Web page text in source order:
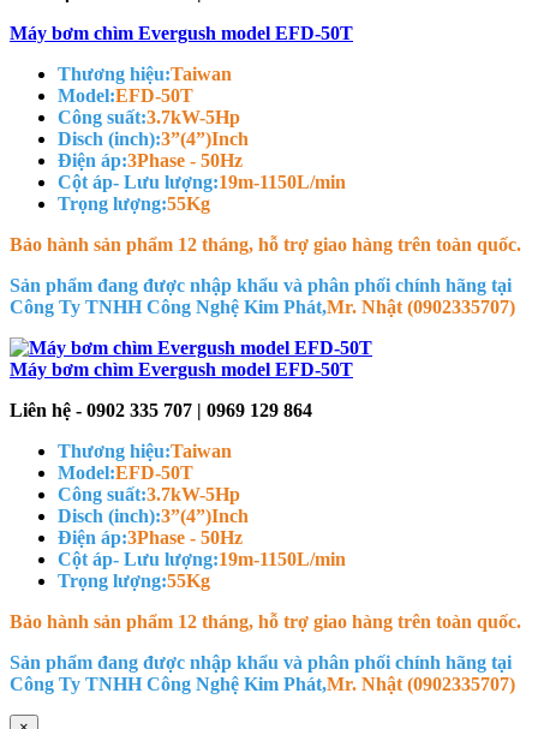
Máy bơm chìm Evergush model EFD-50T
Thương hiệu:Taiwan
Model:EFD-50T
Công suất:3.7kW-5Hp
Disch (inch):3”(4”)Inch
Điện áp:3Phase - 50Hz
Cột áp- Lưu lượng:19m-1150L/min
Trọng lượng:55Kg
Bảo hành sản phẩm 12 tháng, hỗ trợ giao hàng trên toàn quốc.
Sản phẩm đang được nhập khẩu và phân phối chính hãng tại
Công Ty TNHH Công Nghệ Kim Phát,Mr. Nhật (0902335707)
Máy bơm chìm Evergush model EFD-50T
Liên hệ - 0902 335 707 | 0969 129 864
Thương hiệu:Taiwan
Model:EFD-50T
Công suất:3.7kW-5Hp
Disch (inch):3”(4”)Inch
Điện áp:3Phase - 50Hz
Cột áp- Lưu lượng:19m-1150L/min
Trọng lượng:55Kg
Bảo hành sản phẩm 12 tháng, hỗ trợ giao hàng trên toàn quốc.
Sản phẩm đang được nhập khẩu và phân phối chính hãng tại
Công Ty TNHH Công Nghệ Kim Phát,Mr. Nhật (0902335707)